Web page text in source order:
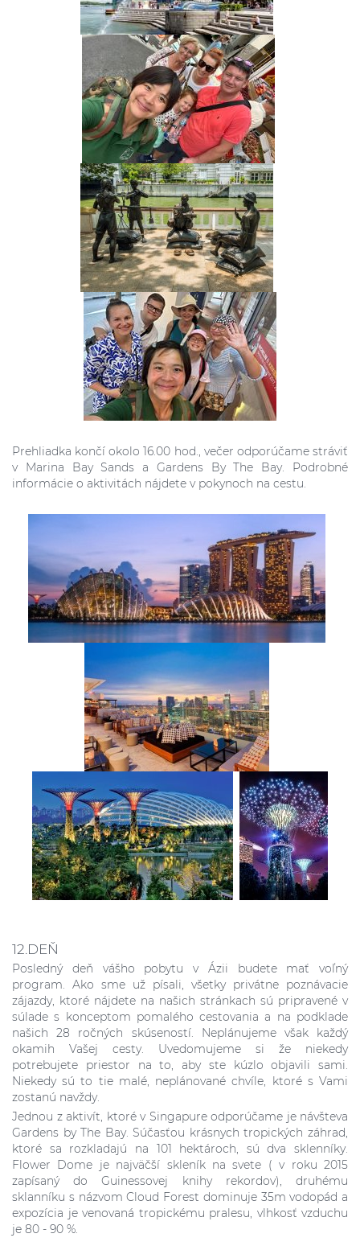
Prehliadka končí okolo 16.00 hod., večer odporúčame stráviť
v Marina Bay Sands a Gardens By The Bay. Podrobné
informácie o aktivitách nájdete v pokynoch na cestu.
12.DEŇ
Posledný deň vášho pobytu v Ázii budete mať voľný
program. Ako sme už písali, všetky privátne poznávacie
zájazdy, ktoré nájdete na našich stránkach sú pripravené v
súlade s konceptom pomalého cestovania a na podklade
našich 28 ročných skúseností. Neplánujeme však každý
okamih Vašej cesty. Uvedomujeme si že niekedy
potrebujete priestor na to, aby ste kúzlo objavili sami.
Niekedy sú to tie malé, neplánované chvíle, ktoré s Vami
zostanú navždy.
Jednou z aktivít, ktoré v Singapure odporúčame je návšteva
Gardens by The Bay. Súčasťou krásnych tropických záhrad,
ktoré sa rozkladajú na 101 hektároch, sú dva sklenníky.
Flower Dome je najväčší skleník na svete ( v roku 2015
zapísaný do Guinessovej knihy rekordov), druhému
sklanníku s názvom Cloud Forest dominuje 35m vodopád a
expozícia je venovaná tropickému pralesu, vlhkosť vzduchu
je 80 - 90 %.